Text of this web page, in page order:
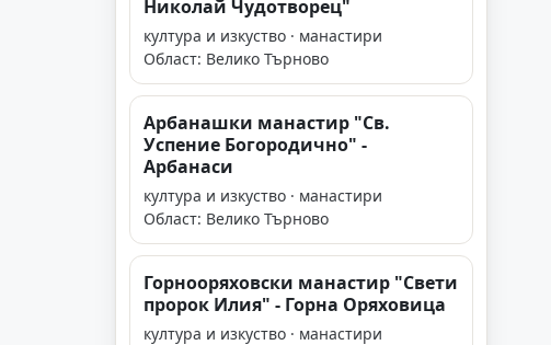
Николай Чудотворец"
култура и изкуство · манастири
Област: Велико Търново
Арбанашки манастир "Св.
Успение Богородично" -
Арбанаси
култура и изкуство · манастири
Област: Велико Търново
Горнооряховски манастир "Свети
пророк Илия" - Горна Оряховица
култура и изкуство · манастири